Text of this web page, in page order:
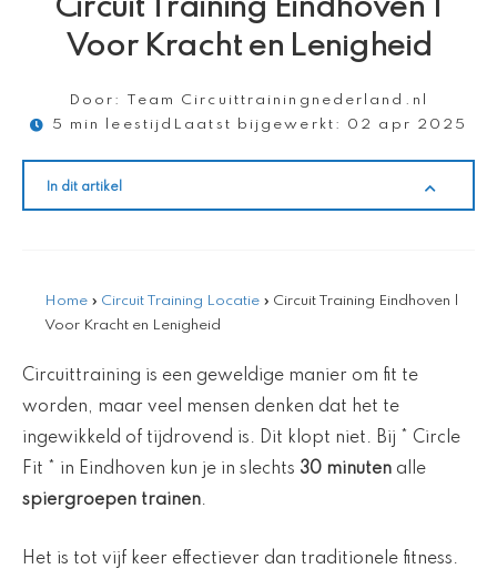
Circuit Training Eindhoven |
Voor Kracht en Lenigheid
Door:
Team Circuittrainingnederland.nl
5 min leestijd Laatst bijgewerkt: 02 apr 2025
In dit artikel
Home » Circuit Training Locatie » Circuit Training Eindhoven |
Voor Kracht en Lenigheid
Circuittraining is een geweldige manier om fit te
worden, maar veel mensen denken dat het te
ingewikkeld of tijdrovend is. Dit klopt niet. Bij * Circle
Fit * in Eindhoven kun je in slechts 30 minuten alle
spiergroepen trainen.
Het is tot vijf keer effectiever dan traditionele fitness.